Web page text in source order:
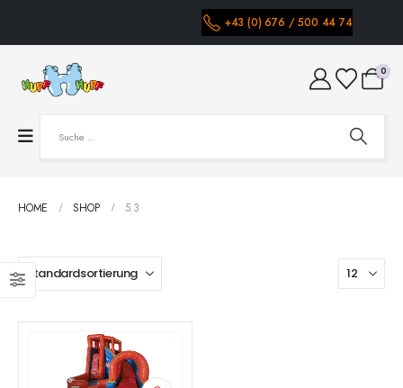
+43 (0) 676 / 500 44 74
0
HOME SHOP 5.3